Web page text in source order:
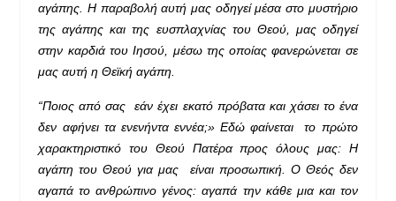
αγάπης. Η παραβολή αυτή μας οδηγεί μέσα στο μυστήριο
της αγάπης και της ευσπλαχνίας του Θεού, μας οδηγεί
στην καρδιά του Ιησού, μέσω της οποίας φανερώνεται σε
μας αυτή η Θεϊκή αγάπη.
“Ποιος από σας εάν έχει εκατό πρόβατα και χάσει το ένα
δεν αφήνει τα ενενήντα εννέα;» Εδώ φαίνεται το πρώτο
χαρακτηριστικό του Θεού Πατέρα προς όλους μας: Η
αγάπη του Θεού για μας είναι προσωπική. Ο Θεός δεν
αγαπά το ανθρώπινο γένος: αγαπά την κάθε μια και τον